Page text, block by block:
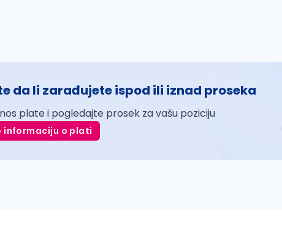
da li zarađujete ispod ili iznad proseka
plate i pogledajte prosek za vašu poziciju
informaciju o plati